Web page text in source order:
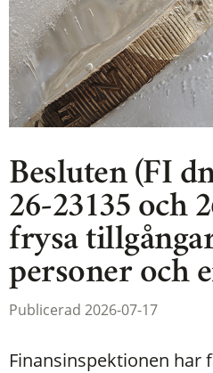
Besluten (FI
26-23135 och
frysa
personer och
Publicerad 2026-07-17
Finansinspektionen har